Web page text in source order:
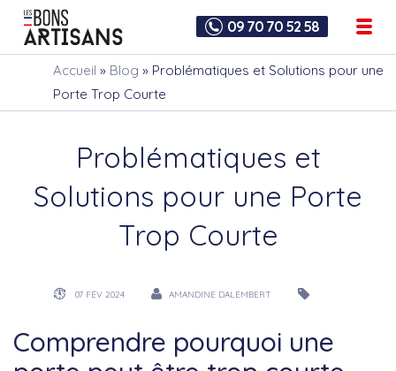
09 70 70 52 58
Accueil » Blog » Problématiques et Solutions pour une
Porte Trop Courte
Problématiques et
Solutions pour une Porte
Trop Courte
07 FÉV 2024 AMANDINE DALEMBERT
Comprendre pourquoi une